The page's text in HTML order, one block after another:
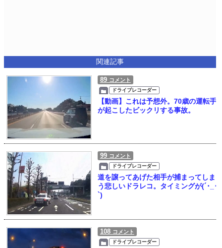
関連記事
89 コメント
ドライブレコーダー
【動画】これは予想外。70歳の運転手
が起こしたビックリする事故。
99 コメント
ドライブレコーダー
道を譲ってあげた相手が捕まってしま
う悲しいドラレコ。タイミングが(´･_･
`)
108 コメント
ドライブレコーダー